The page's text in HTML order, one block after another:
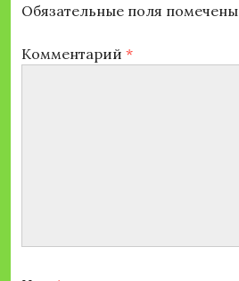
Обязательные поля помечены
Комментарий *